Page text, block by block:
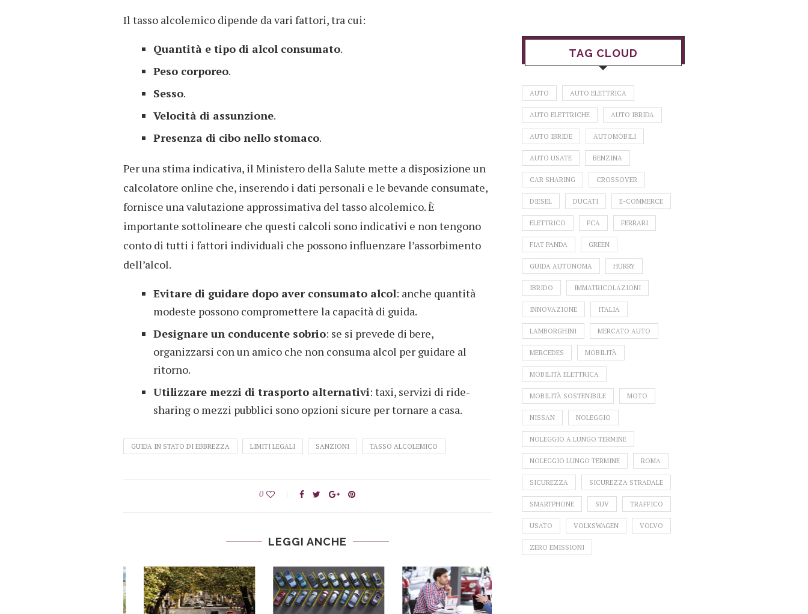
Il tasso alcolemico dipende da vari fattori, tra cui:
Quantità e tipo di alcol consumato.
Peso corporeo.
Sesso.
Velocità di assunzione.
Presenza di cibo nello stomaco.
Per una stima indicativa, il Ministero della Salute mette a disposizione un
calcolatore online che, inserendo i dati personali e le bevande consumate,
fornisce una valutazione approssimativa del tasso alcolemico. È
importante sottolineare che questi calcoli sono indicativi e non tengono
conto di tutti i fattori individuali che possono influenzare l’assorbimento
dell’alcol.
Evitare di guidare dopo aver consumato alcol: anche quantità
modeste possono compromettere la capacità di guida.
Designare un conducente sobrio: se si prevede di bere,
organizzarsi con un amico che non consuma alcol per guidare al
ritorno.
Utilizzare mezzi di trasporto alternativi: taxi, servizi di ride-
sharing o mezzi pubblici sono opzioni sicure per tornare a casa.
GUIDA IN STATO DI EBBREZZA LIMITI LEGALI SANZIONI TASSO ALCOLEMICO
0
LEGGI ANCHE
TAG CLOUD
AUTO AUTO ELETTRICA
AUTO ELETTRICHE AUTO IBRIDA
AUTO IBRIDE AUTOMOBILI
AUTO USATE BENZINA
CAR SHARING CROSSOVER
DIESEL DUCATI E-COMMERCE
ELETTRICO FCA FERRARI
FIAT PANDA GREEN
GUIDA AUTONOMA HURRY
IBRIDO IMMATRICOLAZIONI
INNOVAZIONE ITALIA
LAMBORGHINI MERCATO AUTO
MERCEDES MOBILITÀ
MOBILITÀ ELETTRICA
MOBILITÀ SOSTENIBILE MOTO
NISSAN NOLEGGIO
NOLEGGIO A LUNGO TERMINE
NOLEGGIO LUNGO TERMINE ROMA
SICUREZZA SICUREZZA STRADALE
SMARTPHONE SUV TRAFFICO
USATO VOLKSWAGEN VOLVO
ZERO EMISSIONI